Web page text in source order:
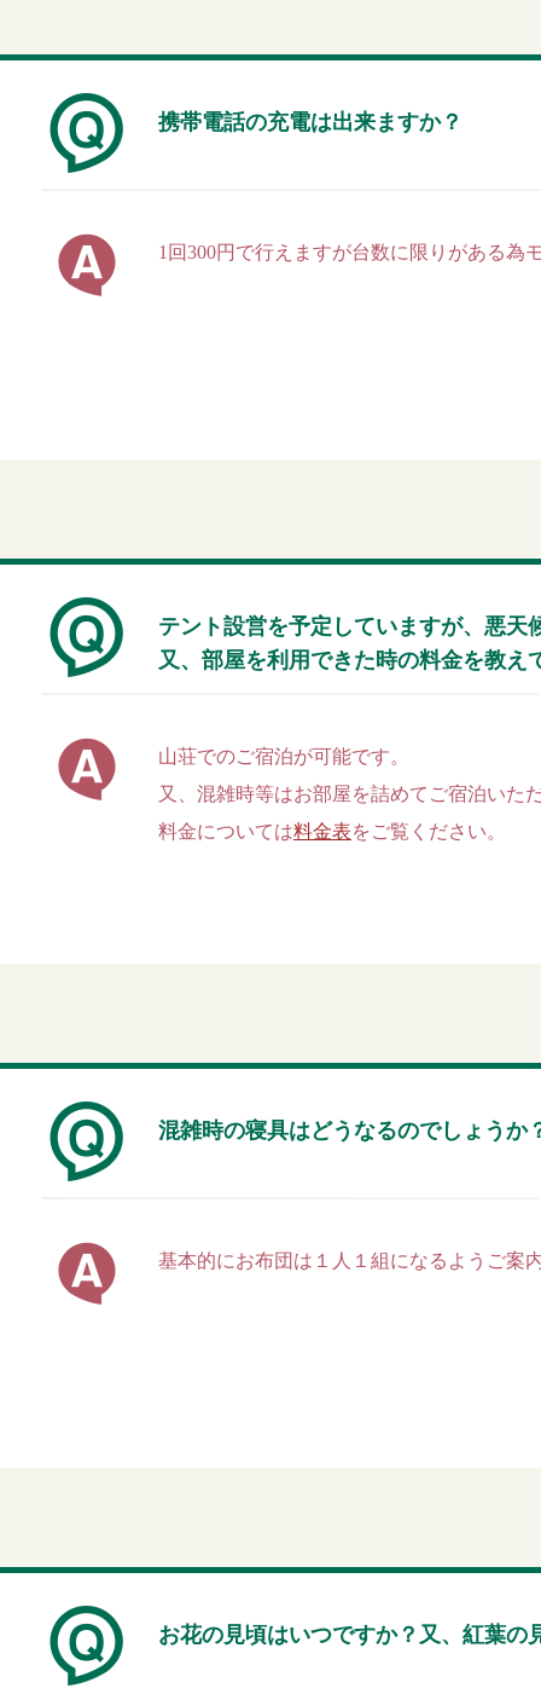
携帯電話の充電は出来ますか？
1回300円で行えますが台数に限りがある為
テント設営を予定していますが、悪
又、部屋を利用できた時の料金を教え
山荘でのご宿泊が可能です。
又、混雑時等はお部屋を詰めてご宿泊いた
料金については料金表をご覧ください。
混雑時の寝具はどうなるのでしょうか
基本的にお布団は１人１組になるようご案
お花の見頃はいつですか？又、紅葉の